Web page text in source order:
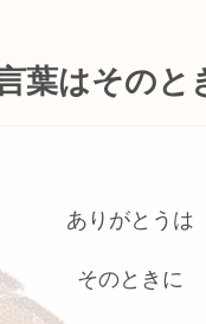
葉はそのと
ありがとうは
そのときに